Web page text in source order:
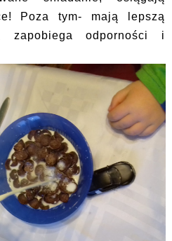
Poza tym- mają lepszą
zapobiega odporności i